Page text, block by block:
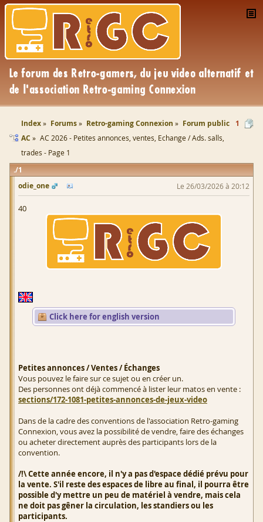
Index Forums Retro-gaming Connexion
Forum public
AC
AC 2026 - Petites annonces, ventes, Echange / Ads. salls,
trades - Page 1
1
1
odie_one
Le 26/03/2026 à 20:12
40
Click here for english version
Petites annonces / Ventes / Échanges
Vous pouvez le faire sur ce sujet ou en créer un.
Des personnes ont déjà commencé à lister leur matos en vente :
sections/172-1081-petites-annonces-de-jeux-video
Dans de la cadre des conventions de l'association Retro-gaming
Connexion, vous avez la possibilité de vendre, faire des échanges
ou acheter directement auprès des participants lors de la
convention.
/!\ Cette année encore, il n'y a pas d'espace dédié prévu pour
la vente. S'il reste des espaces de libre au final, il pourra être
possible d'y mettre un peu de matériel à vendre, mais cela
ne doit pas gêner la circulation, les standiers ou les
participants.